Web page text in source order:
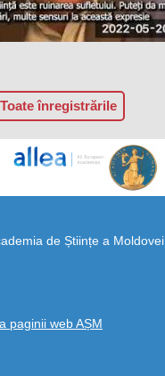
Toate înregistrările
de Științe a Moldovei
paginii web AȘM